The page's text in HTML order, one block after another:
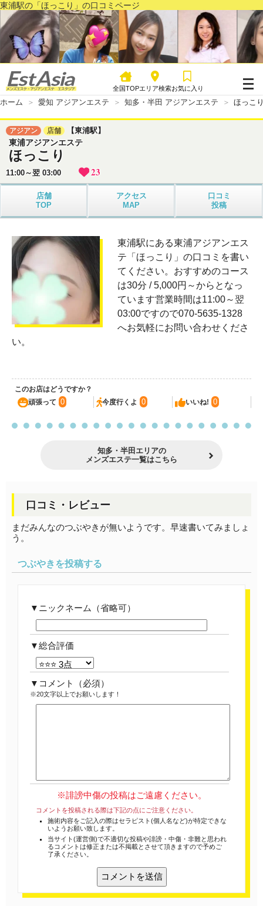
東浦駅の「ほっこり」の口コミページ
全国TOPエリア検索お気に入り
ホーム 愛知 アジアンエステ 知多・半田 アジアンエステ ほっこ
アジアン 店舗 【東浦駅】
東浦アジアンエステ
ほっこり
11:00～翌 03:00 23
店舗
TOP
アクセス
MAP
口コミ
投稿
東浦駅にある東浦アジアンエス
テ「ほっこり」の口コミを書い
てください。おすすめのコース
は30分 / 5,000円～からとなっ
ています営業時間は11:00～翌
03:00ですので070-5635-1328
へお気軽にお問い合わせくださ
い。
このお店はどうですか？
頑張って 0 今度行くよ 0 いいね! 0
知多・半田エリアの
メンズエステ一覧はこちら
口コミ・レビュー
まだみんなのつぶやきが無いようです。早速書いてみましょ
う。
つぶやきを投稿する
ニックネーム（省略可）
総合評価
コメント （必須）
※20文字以上でお願いします！
※誹謗中傷の投稿はご遠慮ください。
コメントを投稿される際は下記の点にご注意ください。
施術内容をご記入の際はセラピスト(個人名など)が特定できな
いようお願い致します。
当サイト(運営側)で不適切な投稿や誹謗・中傷・非難と思われ
るコメントは修正または不掲載とさせて頂きますので予めご
了承ください。